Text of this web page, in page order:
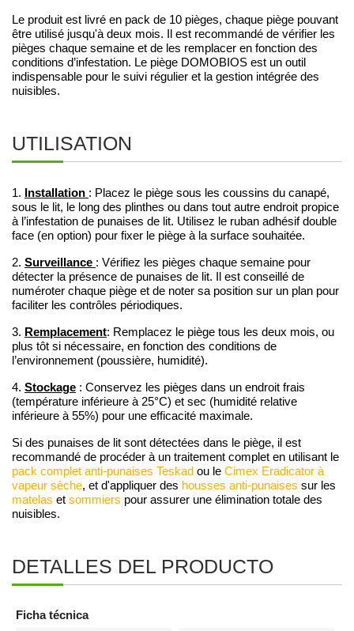
Le produit est livré en pack de 10 pièges, chaque piège pouvant
être utilisé jusqu'à deux mois. Il est recommandé de vérifier les
pièges chaque semaine et de les remplacer en fonction des
conditions d’infestation. Le piège DOMOBIOS est un outil
indispensable pour le suivi régulier et la gestion intégrée des
nuisibles.
UTILISATION
1. Installation : Placez le piège sous les coussins du canapé,
sous le lit, le long des plinthes ou dans tout autre endroit propice
à l’infestation de punaises de lit. Utilisez le ruban adhésif double
face (en option) pour fixer le piège à la surface souhaitée.
2. Surveillance : Vérifiez les pièges chaque semaine pour
détecter la présence de punaises de lit. Il est conseillé de
numéroter chaque piège et de noter sa position sur un plan pour
faciliter les contrôles périodiques.
3. Remplacement: Remplacez le piège tous les deux mois, ou
plus tôt si nécessaire, en fonction des conditions de
l’environnement (poussière, humidité).
4. Stockage : Conservez les pièges dans un endroit frais
(température inférieure à 25°C) et sec (humidité relative
inférieure à 55%) pour une efficacité maximale.
Si des punaises de lit sont détectées dans le piège, il est
recommandé de procéder à un traitement complet en utilisant le
pack complet anti-punaises Teskad ou le Cimex Eradicator à
vapeur sèche, et d'appliquer des housses anti-punaises sur les
matelas et sommiers pour assurer une élimination totale des
nuisibles.
DETALLES DEL PRODUCTO
Ficha técnica